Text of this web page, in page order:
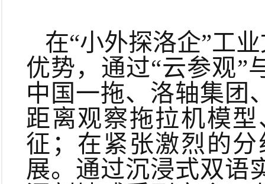
在“小外探洛企”工
优势，通过“云参观”
中国一拖、洛轴集团
距离观察拖拉机模
征；在紧张激烈的
展。通过沉浸式双语